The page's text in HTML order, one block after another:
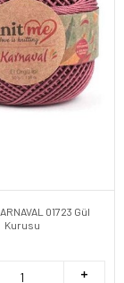
01723 Gül
Kurusu